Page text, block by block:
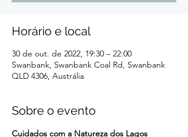
Horário e local
30 de out. de 2022, 19:30 – 22:00
Swanbank, Swanbank Coal Rd, Swanbank
QLD 4306, Austrália
Sobre o evento
Cuidados com a Natureza dos Lagos